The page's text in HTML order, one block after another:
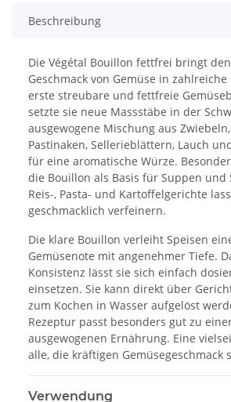
Beschreibung
Die Végétal Bouillon fettfrei bringt
Geschmack von Gemüse in zahlreiche
erste streubare und fettfreie
setzte sie neue Massstäbe in der
ausgewogene Mischung aus
Pastinaken, Sellerieblättern, Lauch
für eine aromatische Würze.
die Bouillon als Basis für Suppen und
Reis-, Pasta- und Kartoffelgerichte
geschmacklich verfeinern.
Die klare Bouillon verleiht Speisen
Gemüsenote mit angenehmer Tiefe.
Konsistenz lässt sie sich einfach
einsetzen. Sie kann direkt über
zum Kochen in Wasser aufgelöst
Rezeptur passt besonders gut zu
ausgewogenen Ernährung. Eine
alle, die kräftigen Gemüsegeschmack
Verwendung